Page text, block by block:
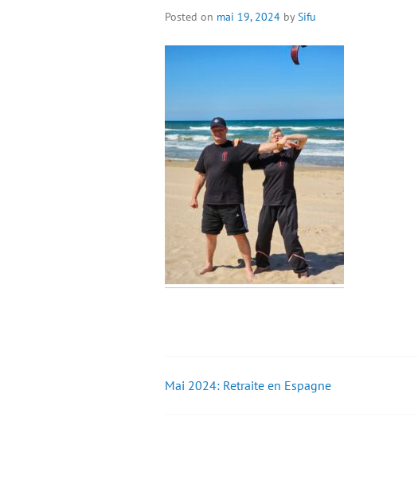
Posted on mai 19, 2024 bySifu
Post
Mai 2024: Retraite en Espagne